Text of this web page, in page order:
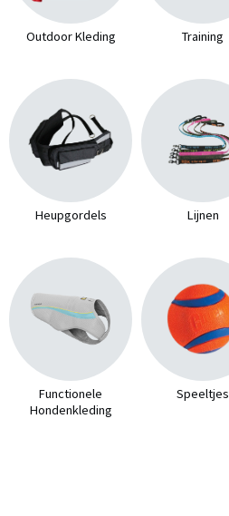
Outdoor Kleding Training
Heupgordels Lijnen
Functionele
Hondenkleding
Speeltjes